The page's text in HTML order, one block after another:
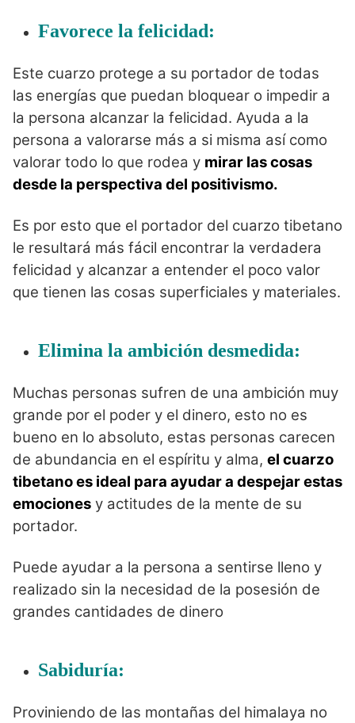
Favorece la felicidad:
Este cuarzo protege a su portador de todas
las energías que puedan bloquear o impedir a
la persona alcanzar la felicidad. Ayuda a la
persona a valorarse más a si misma así como
valorar todo lo que rodea y mirar las cosas
desde la perspectiva del positivismo.
Es por esto que el portador del cuarzo tibetano
le resultará más fácil encontrar la verdadera
felicidad y alcanzar a entender el poco valor
que tienen las cosas superficiales y materiales.
Elimina la ambición desmedida:
Muchas personas sufren de una ambición muy
grande por el poder y el dinero, esto no es
bueno en lo absoluto, estas personas carecen
de abundancia en el espíritu y alma, el cuarzo
tibetano es ideal para ayudar a despejar estas
emociones y actitudes de la mente de su
portador.
Puede ayudar a la persona a sentirse lleno y
realizado sin la necesidad de la posesión de
grandes cantidades de dinero
Sabiduría:
Proviniendo de las montañas del himalaya no